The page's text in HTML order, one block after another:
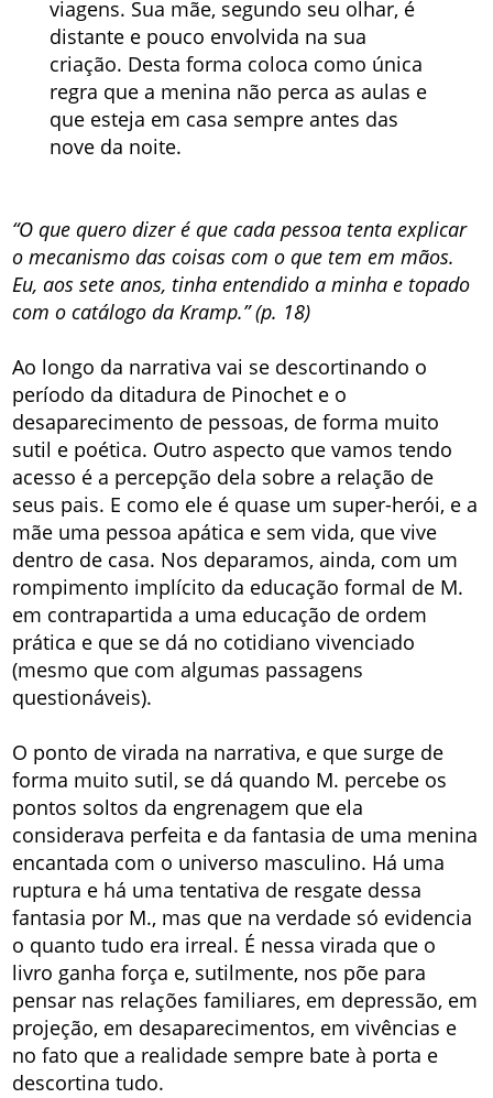
viagens. Sua mãe, segundo seu olhar, é
distante e pouco envolvida na sua
criação. Desta forma coloca como única
regra que a menina não perca as aulas e
que esteja em casa sempre antes das
nove da noite.
“O que quero dizer é que cada pessoa tenta explicar
o mecanismo das coisas com o que tem em mãos.
Eu, aos sete anos, tinha entendido a minha e topado
com o catálogo da Kramp.” (p. 18)
Ao longo da narrativa vai se descortinando o
período da ditadura de Pinochet e o
desaparecimento de pessoas, de forma muito
sutil e poética. Outro aspecto que vamos tendo
acesso é a percepção dela sobre a relação de
seus pais. E como ele é quase um super-herói, e a
mãe uma pessoa apática e sem vida, que vive
dentro de casa. Nos deparamos, ainda, com um
rompimento implícito da educação formal de M.
em contrapartida a uma educação de ordem
prática e que se dá no cotidiano vivenciado
(mesmo que com algumas passagens
questionáveis).
O ponto de virada na narrativa, e que surge de
forma muito sutil, se dá quando M. percebe os
pontos soltos da engrenagem que ela
considerava perfeita e da fantasia de uma menina
encantada com o universo masculino. Há uma
ruptura e há uma tentativa de resgate dessa
fantasia por M., mas que na verdade só evidencia
o quanto tudo era irreal. É nessa virada que o
livro ganha força e, sutilmente, nos põe para
pensar nas relações familiares, em depressão, em
projeção, em desaparecimentos, em vivências e
no fato que a realidade sempre bate à porta e
descortina tudo.